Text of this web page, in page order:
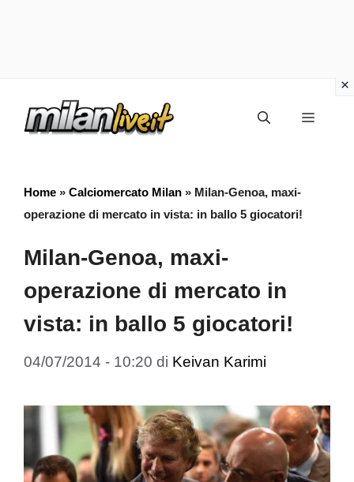
Menu
Home » Calciomercato Milan » Milan-Genoa, maxi-
operazione di mercato in vista: in ballo 5 giocatori!
Milan-Genoa, maxi-
operazione di mercato in
vista: in ballo 5 giocatori!
04/07/2014 - 10:20 di Keivan Karimi